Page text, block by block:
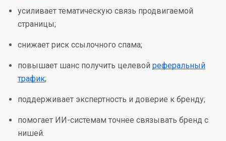
усиливает тематическую связь продвигаемой
страницы;
снижает риск ссылочного спама;
повышает шанс получить целевой реферальный
трафик;
поддерживает экспертность и доверие к бренду;
помогает ИИ-системам точнее связывать бренд с
нишей.